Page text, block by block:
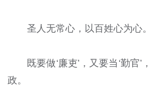
圣人无常心，以百姓心为心。
既要做‘廉吏’，又要当‘勤官
政。